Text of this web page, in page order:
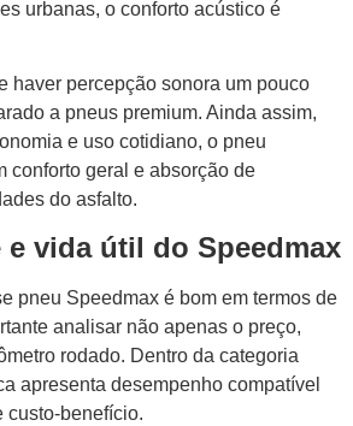
urbanas, o conforto acústico é
haver percepção sonora um pouco
a pneus premium. Ainda assim,
e uso cotidiano, o pneu
conforto geral e absorção de
do asfalto.
vida útil do Speedmax
pneu Speedmax é bom em termos de
analisar não apenas o preço,
rodado. Dentro da categoria
apresenta desempenho compatível
custo-benefício.